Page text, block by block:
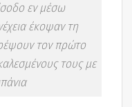
εν μέσω
έκοψαν τη
τον πρώτο
τους με